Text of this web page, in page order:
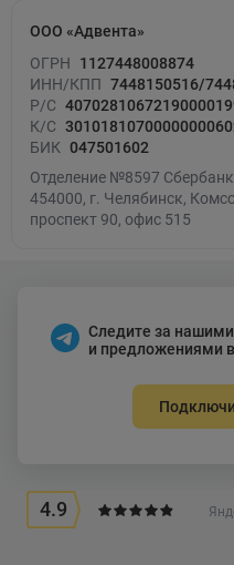
ООО «Адвента»
ОГРН
1127448008874
ИНН/КПП 7448150516/
Р/С
К/С
БИК 047501602
Отделение №8597
454000, г. Челябинск,
проспект 90, офис 515
Следите за
и предложениями
4.9